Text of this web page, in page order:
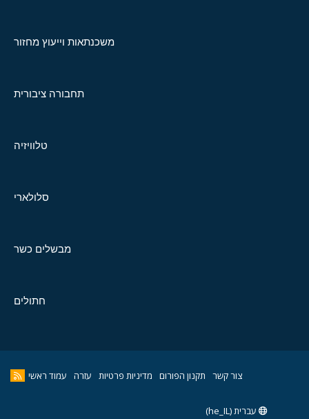
משכנתאות וייעוץ מחזור
תחבורה ציבורית
טלוויזיה
סלולארי
מבשלים כשר
חתולים
צור קשר תקנון הפורום מדיניות פרטיות עזרה עמוד ראשי
עברית (he_IL)